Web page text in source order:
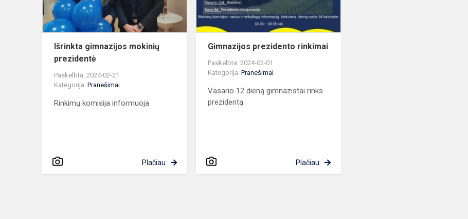
Išrinkta gimnazijos mokinių
prezidentė
Paskelbta: 2024-02-21
Kategorija: Pranešimai
Rinkimų komisija informuoja
Plačiau
Gimnazijos prezidento rinkimai
Paskelbta: 2024-02-01
Kategorija:Pranešimai
Vasario 12 dieną gimnazistai rinks
prezidentą
Plačiau